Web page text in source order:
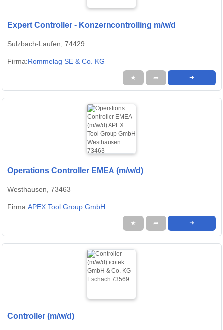
Expert Controller - Konzerncontrolling m/w/d
Sulzbach-Laufen, 74429
Firma:Rommelag SE & Co. KG
★ ➦ ➜
Operations Controller EMEA (m/w/d)
Westhausen, 73463
Firma:APEX Tool Group GmbH
★ ➦ ➜
Controller (m/w/d)